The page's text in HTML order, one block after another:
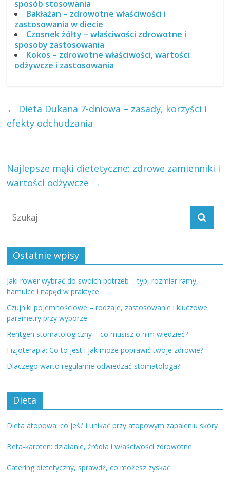
sposób stosowania
Bakłażan – zdrowotne właściwości i
zastosowania w diecie
Czosnek żółty – właściwości zdrowotne i
sposoby zastosowania
Kokos – zdrowotne właściwości, wartości
odżywcze i zastosowania
← Dieta Dukana 7-dniowa – zasady, korzyści i
efekty odchudzania
Najlepsze mąki dietetyczne: zdrowe zamienniki i
wartości odżywcze →
Ostatnie wpisy
Jaki rower wybrać do swoich potrzeb – typ, rozmiar ramy,
hamulce i napęd w praktyce
Czujniki pojemnościowe – rodzaje, zastosowanie i kluczowe
parametry przy wyborze
Rentgen stomatologiczny – co musisz o nim wiedzieć?
Fizjoterapia: Co to jest i jak może poprawić twoje zdrowie?
Dlaczego warto regularnie odwiedzać stomatologa?
Dieta
Dieta atopowa: co jeść i unikać przy atopowym zapaleniu skóry
Beta-karoten: działanie, źródła i właściwości zdrowotne
Catering dietetyczny, sprawdź, co możesz zyskać